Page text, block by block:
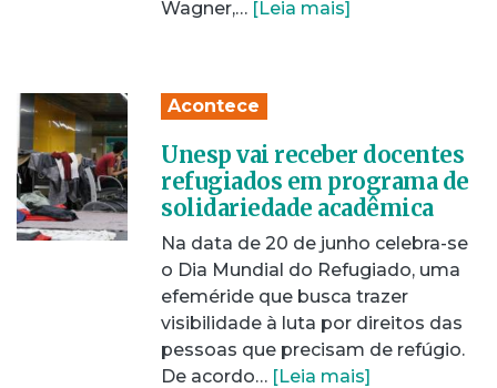
Wagner,… [Leia mais]
Acontece
Unesp vai receber docentes
refugiados em programa de
solidariedade acadêmica
Na data de 20 de junho celebra-se
o Dia Mundial do Refugiado, uma
efeméride que busca trazer
visibilidade à luta por direitos das
pessoas que precisam de refúgio.
De acordo… [Leia mais]